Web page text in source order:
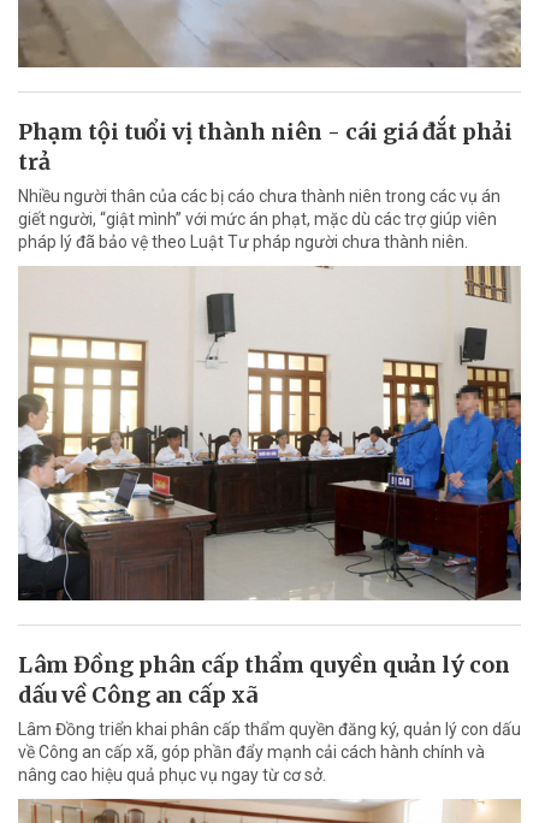
Phạm tội tuổi vị thành niên - cái giá đắt phải
trả
Nhiều người thân của các bị cáo chưa thành niên trong các vụ án
giết người, “giật mình” với mức án phạt, mặc dù các trợ giúp viên
pháp lý đã bảo vệ theo Luật Tư pháp người chưa thành niên.
Lâm Đồng phân cấp thẩm quyền quản lý con
dấu về Công an cấp xã
Lâm Đồng triển khai phân cấp thẩm quyền đăng ký, quản lý con dấu
về Công an cấp xã, góp phần đẩy mạnh cải cách hành chính và
nâng cao hiệu quả phục vụ ngay từ cơ sở.